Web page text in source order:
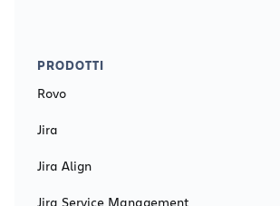
PRODOTTI
Rovo
Jira
Jira Align
Jira Service Management